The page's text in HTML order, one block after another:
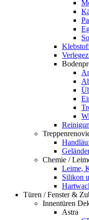
Chemie /
Leime,
Silikon
Türen / Fenster &
Innentüren
Astra